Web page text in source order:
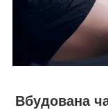
Вбудована